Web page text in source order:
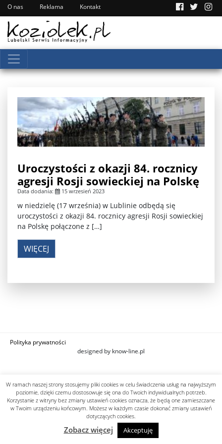
O nas Reklama Kontakt
Uroczystości z okazji 84. rocznicy
agresji Rosji sowieckiej na Polskę
Data dodania: 15 wrzesień 2023
w niedzielę (17 września) w Lublinie odbędą się
uroczystości z okazji 84. rocznicy agresji Rosji sowieckiej
na Polskę połączone z […]
WIĘCEJ
Polityka prywatności
designed by know-line.pl
W ramach naszej strony stosujemy pliki cookies w celu świadczenia usług na najwyższym
poziomie, dzięki czemu dostosowuje się ona do Twoich indywidualnych potrzeb.
Korzystanie z witryny bez zmiany ustawień cookies oznacza, że będą one zamieszczane
w Twoim urządzeniu końcowym. Możesz w każdym czasie dokonać zmiany ustawień
dotyczących cookies.
Zobacz więcej Akceptuję